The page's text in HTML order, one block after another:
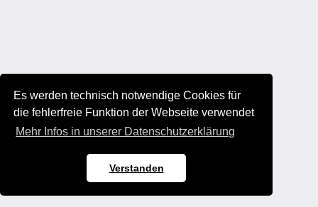
Es werden technisch notwendige Cookies für
die fehlerfreie Funktion der Webseite verwendet
Mehr Infos in unserer Datenschutzerklärung
Verstanden